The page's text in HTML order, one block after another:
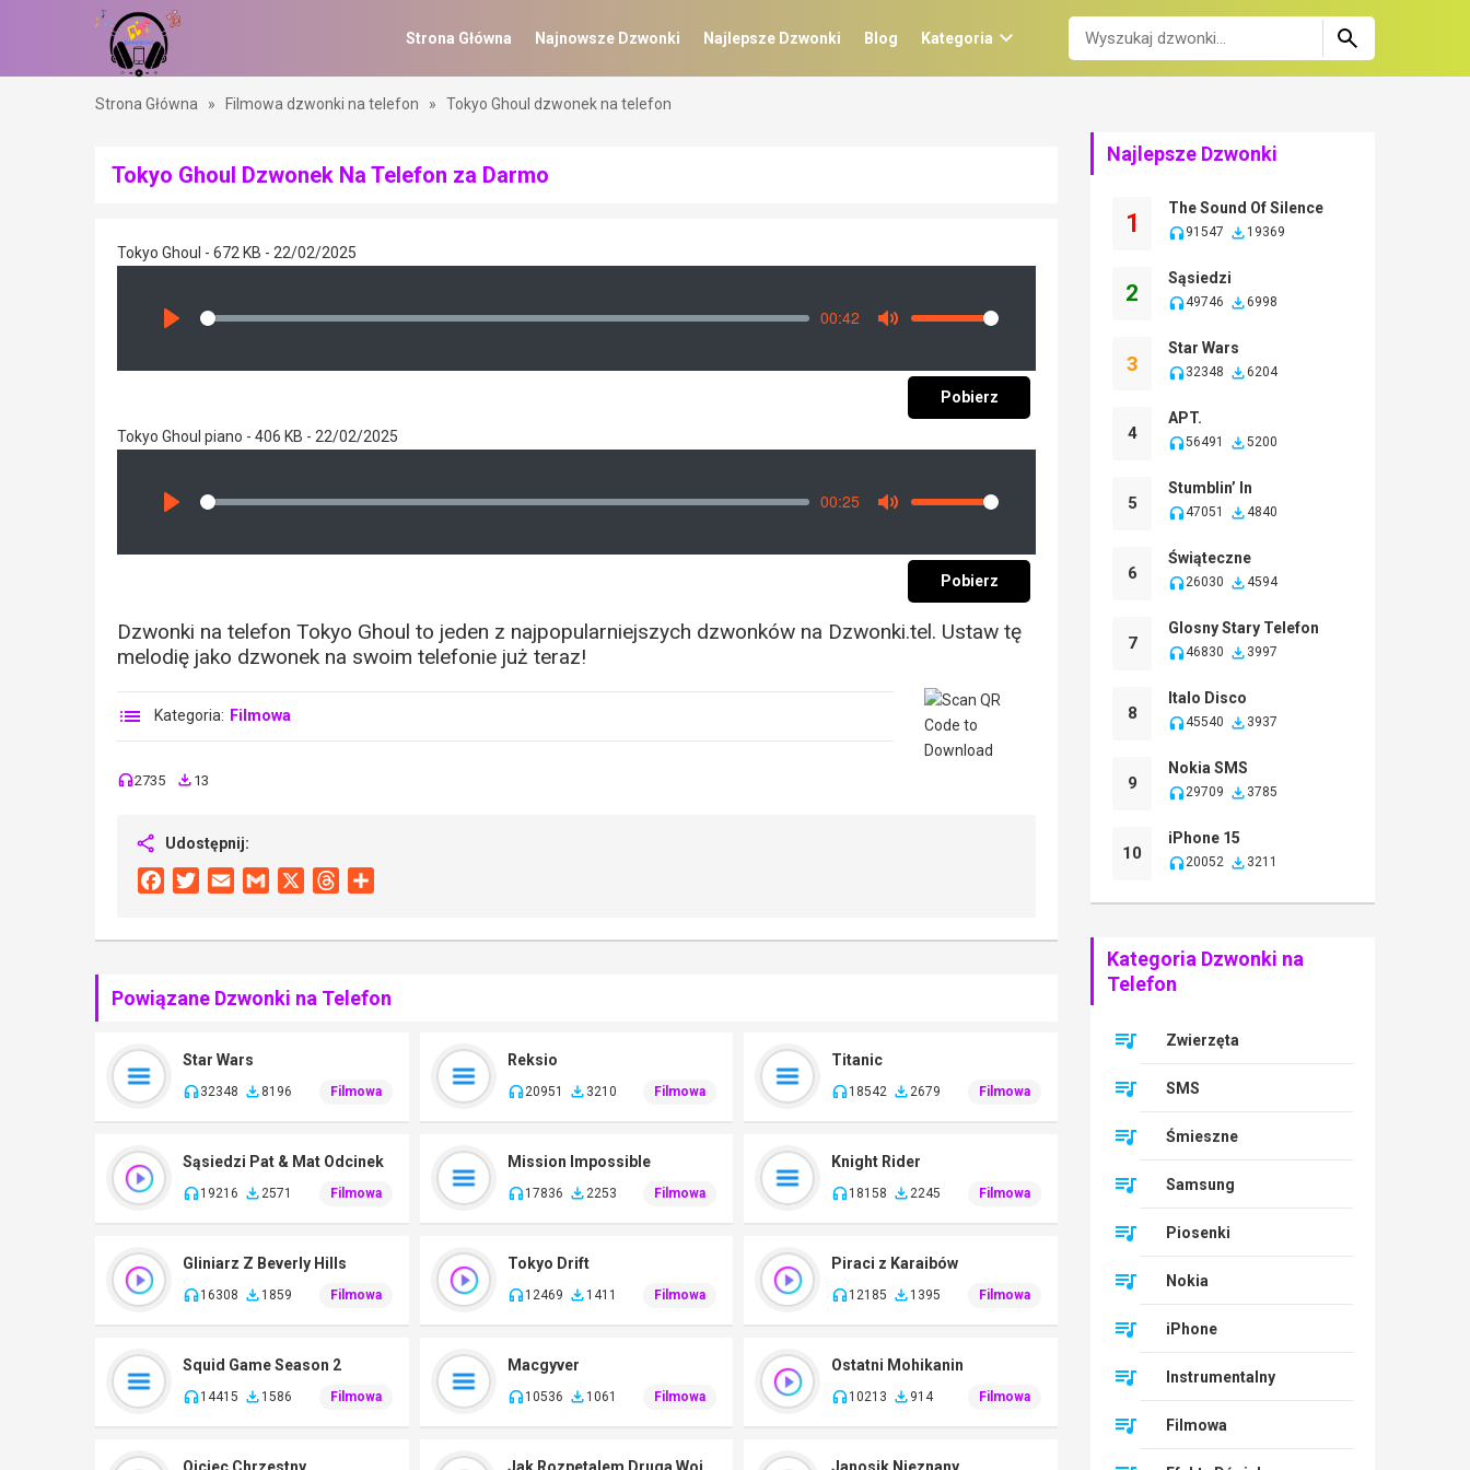
Strona Główna Najnowsze Dzwonki Najlepsze Dzwonki Blog Kategoria
Strona Główna » Filmowa dzwonki na telefon » Tokyo Ghoul dzwonek na telefon
Tokyo Ghoul Dzwonek Na Telefon za Darmo
Tokyo Ghoul - 672 KB - 22/02/2025
Seek
00:42
Volume
Pobierz
Tokyo Ghoul piano - 406 KB - 22/02/2025
Seek
00:25
Volume
Pobierz
Dzwonki na telefon Tokyo Ghoul to jeden z najpopularniejszych dzwonków na Dzwonki.tel. Ustaw tę
melodię jako dzwonek na swoim telefonie już teraz!
Kategoria: Filmowa
2735 13
Udostępnij:
FacebookTwitterEmail Gmail Threads
Powiązane Dzwonki na Telefon
Star Wars
32348 8196 Filmowa
Reksio
20951 3210 Filmowa
Titanic
18542 2679 Filmowa
Sąsiedzi Pat & Mat Odcinek
19216 2571 Filmowa
Mission Impossible
17836 2253 Filmowa
Knight Rider
18158 2245 Filmowa
Gliniarz Z Beverly Hills
16308 1859 Filmowa
Tokyo Drift
12469 1411 Filmowa
Piraci z Karaibów
12185 1395 Filmowa
Squid Game Season 2
14415 1586 Filmowa
Macgyver
10536 1061 Filmowa
Ostatni Mohikanin
10213 914 Filmowa
Ojciec Chrzestny Janosik Nieznany
Najlepsze Dzwonki
1
The Sound Of Silence
91547 19369
2
Sąsiedzi
49746 6998
3
Star Wars
32348 6204
4
APT.
56491 5200
5
Stumblin’ In
47051 4840
6
Świąteczne
26030 4594
7
Glosny Stary Telefon
46830 3997
8
Italo Disco
45540 3937
9
Nokia SMS
29709 3785
10
iPhone 15
20052 3211
Kategoria Dzwonki na
Telefon
Zwierzęta
SMS
Śmieszne
Samsung
Piosenki
Nokia
iPhone
Instrumentalny
Filmowa